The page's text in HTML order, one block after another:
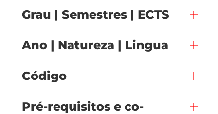
Grau | Semestres | ECTS
Ano | Natureza | Lingua
Código
Pré-requisitos e co-